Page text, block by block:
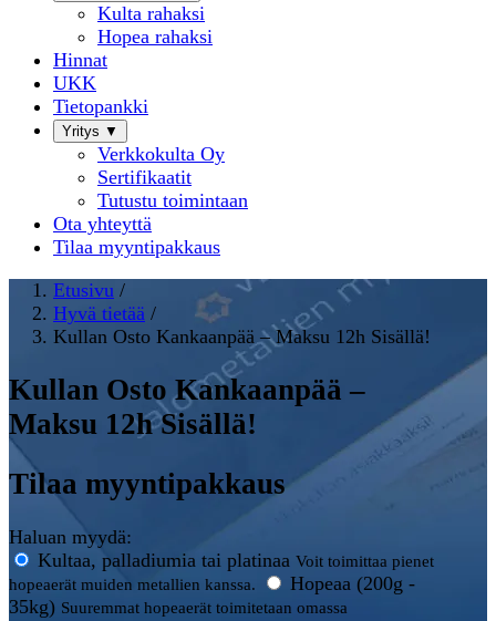
Kulta rahaksi
Hopea rahaksi
Hinnat
UKK
Tietopankki
Yritys ▼
Verkkokulta Oy
Sertifikaatit
Tutustu toimintaan
Ota yhteyttä
Tilaa myyntipakkaus
Etusivu /
Hyvä tietää /
Kullan Osto Kankaanpää – Maksu 12h Sisällä!
Kullan Osto Kankaanpää –
Maksu 12h Sisällä!
Tilaa myyntipakkaus
Haluan myydä:
Kultaa, palladiumia tai platinaa Voit toimittaa pienet
hopeaerät muiden metallien kanssa.
Hopeaa (200g -
35kg) Suuremmat hopeaerät toimitetaan omassa